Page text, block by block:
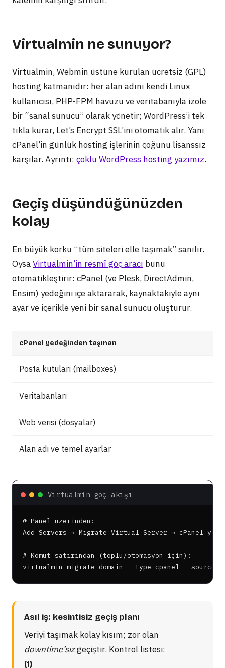
Virtualmin ne sunuyor?
Virtualmin, Webmin üstüne kurulan ücretsiz (GPL)
hosting katmanıdır: her alan adını kendi Linux
kullanıcısı, PHP-FPM havuzu ve veritabanıyla izole
bir “sanal sunucu” olarak yönetir; WordPress’i tek
tıkla kurar, Let’s Encrypt SSL’ini otomatik alır. Yani
cPanel’in günlük hosting işlerinin çoğunu lisanssız
karşılar. Ayrıntı: çoklu WordPress hosting yazımız.
Geçiş düşündüğünüzden
kolay
En büyük korku “tüm siteleri elle taşımak” sanılır.
OysaVirtualmin’in resmî göç aracı bunu
otomatikleştirir: cPanel (ve Plesk, DirectAdmin,
Ensim) yedeğini içe aktararak, kaynaktakiyle aynı
ayar ve içerikle yeni bir sanal sunucu oluşturur.
cPanel yedeğinden taşınan
Posta kutuları (mailboxes)
Veritabanları
Web verisi (dosyalar)
Alan adı ve temel ayarlar
Virtualmin göç akışı
# Panel üzerinden:
Add Servers → Migrate Virtual Server → cPanel
# Komut satırından (toplu/otomasyon için):
virtualmin migrate-domain --type cpanel --source /
Asıl iş: kesintisiz geçiş planı
Veriyi taşımak kolay kısım; zor olan
downtime’sızgeçiştir. Kontrol listesi:
(1)